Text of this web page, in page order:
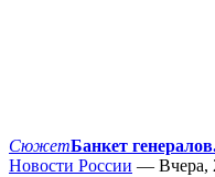
СюжетБанкет
Новости России — Вчера,